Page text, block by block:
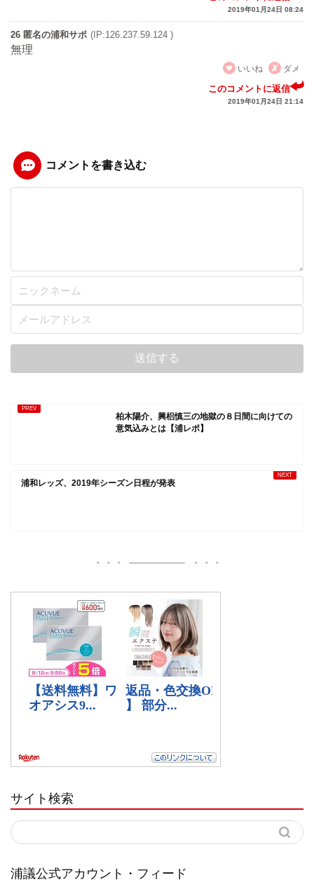
2019年01月24日 08:24
26 匿名の浦和サポ (IP:126.237.59.124 )
無理
いいね
ダメ
このコメントに返信
2019年01月24日 21:14
コメントを書き込む
柏木陽介、興梠慎三の地獄の８日間に向けての
意気込みとは【浦レポ】
浦和レッズ、2019年シーズン日程が発表
サイト検索
浦議公式アカウント・フィード